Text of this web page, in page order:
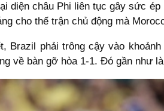
diện châu Phi liên tục gây sức
cho thế trận chủ động mà
Brazil phải trông cậy vào
về bàn gỡ hòa 1-1. Đó gần như